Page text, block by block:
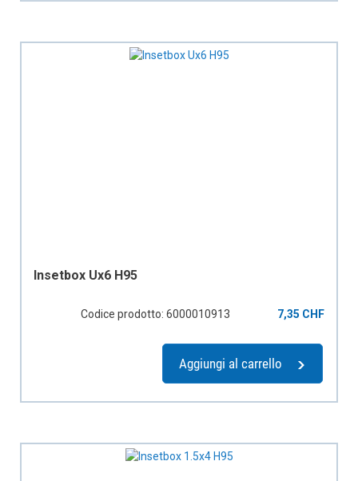
Insetbox Ux6 H95
Codice prodotto: 6000010913 7,35 CHF
Aggiungi al carrello